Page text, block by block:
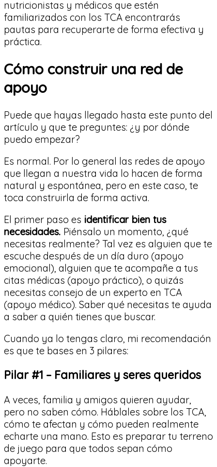
nutricionistas y médicos que estén
familiarizados con los TCA encontrarás
pautas para recuperarte de forma efectiva y
práctica.
Cómo construir una red de
apoyo
Puede que hayas llegado hasta este punto del
artículo y que te preguntes: ¿y por dónde
puedo empezar?
Es normal. Por lo general las redes de apoyo
que llegan a nuestra vida lo hacen de forma
natural y espontánea, pero en este caso, te
toca construirla de forma activa.
El primer paso es identificar bien tus
necesidades. Piénsalo un momento, ¿qué
necesitas realmente? Tal vez es alguien que te
escuche después de un día duro (apoyo
emocional), alguien que te acompañe a tus
citas médicas (apoyo práctico), o quizás
necesitas consejo de un experto en TCA
(apoyo médico). Saber qué necesitas te ayuda
a saber a quién tienes que buscar.
Cuando ya lo tengas claro, mi recomendación
es que te bases en 3 pilares:
Pilar #1 – Familiares y seres queridos
A veces, familia y amigos quieren ayudar,
pero no saben cómo. Háblales sobre los TCA,
cómo te afectan y cómo pueden realmente
echarte una mano. Esto es preparar tu terreno
de juego para que todos sepan cómo
apoyarte.